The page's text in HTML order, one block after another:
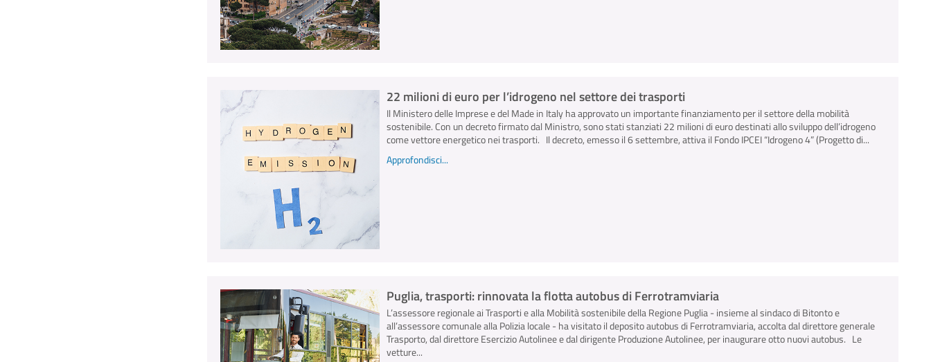
22 milioni di euro per l’idrogeno nel settore dei trasporti
Il Ministero delle Imprese e del Made in Italy ha approvato un importante finanziamento per il settore della mobilità
sostenibile. Con un decreto firmato dal Ministro, sono stati stanziati 22 milioni di euro destinati allo sviluppo dell’idrogeno
come vettore energetico nei trasporti. Il decreto, emesso il 6 settembre, attiva il Fondo IPCEI “Idrogeno 4” (Progetto di...
Approfondisci...
Puglia, trasporti: rinnovata la flotta autobus di Ferrotramviaria
L’assessore regionale ai Trasporti e alla Mobilità sostenibile della Regione Puglia - insieme al sindaco di Bitonto e
all’assessore comunale alla Polizia locale - ha visitato il deposito autobus di Ferrotramviaria, accolta dal direttore generale
Trasporto, dal direttore Esercizio Autolinee e dal dirigente Produzione Autolinee, per inaugurare otto nuovi autobus. Le
vetture...